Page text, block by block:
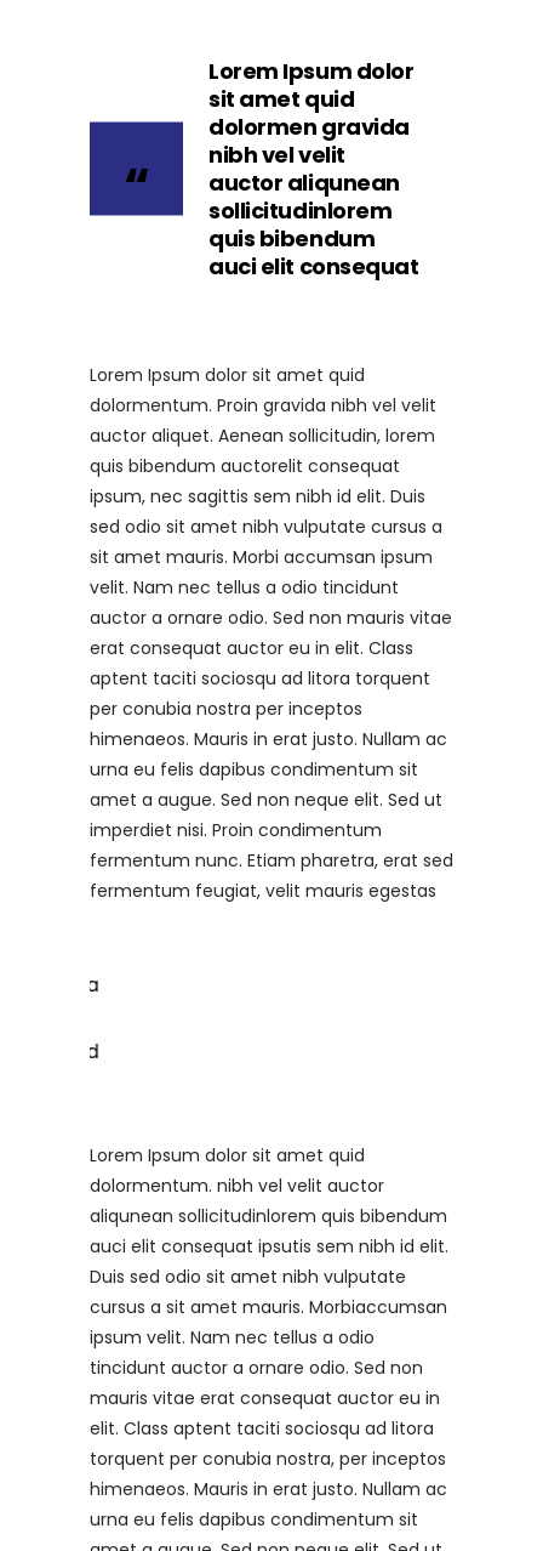
Lorem Ipsum dolor
sit amet quid
dolormen gravida
nibh vel velit
auctor aliqunean
sollicitudinlorem
quis bibendum
auci elit consequat
Lorem Ipsum dolor sit amet quid
dolormentum. Proin gravida nibh vel velit
auctor aliquet. Aenean sollicitudin, lorem
quis bibendum auctorelit consequat
ipsum, nec sagittis sem nibh id elit. Duis
sed odio sit amet nibh vulputate cursus a
sit amet mauris. Morbi accumsan ipsum
velit. Nam nec tellus a odio tincidunt
auctor a ornare odio. Sed non mauris vitae
erat consequat auctor eu in elit. Class
aptent taciti sociosqu ad litora torquent
per conubia nostra per inceptos
himenaeos. Mauris in erat justo. Nullam ac
urna eu felis dapibus condimentum sit
amet a augue. Sed non neque elit. Sed ut
imperdiet nisi. Proin condimentum
fermentum nunc. Etiam pharetra, erat sed
fermentum feugiat, velit mauris egestas
Lorem Ipsum dolor sit amet quid
dolormentum. nibh vel velit auctor
aliqunean sollicitudinlorem quis bibendum
auci elit consequat ipsutis sem nibh id elit.
Duis sed odio sit amet nibh vulputate
cursus a sit amet mauris. Morbiaccumsan
ipsum velit. Nam nec tellus a odio
tincidunt auctor a ornare odio. Sed non
mauris vitae erat consequat auctor eu in
elit. Class aptent taciti sociosqu ad litora
torquent per conubia nostra, per inceptos
himenaeos. Mauris in erat justo. Nullam ac
urna eu felis dapibus condimentum sit